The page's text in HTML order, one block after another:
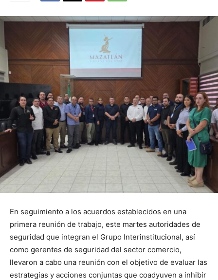
En seguimiento a los acuerdos establecidos en una
primera reunión de trabajo, este martes autoridades de
seguridad que integran el Grupo Interinstitucional, así
como gerentes de seguridad del sector comercio,
llevaron a cabo una reunión con el objetivo de evaluar las
estrategias y acciones conjuntas que coadyuven a inhibir